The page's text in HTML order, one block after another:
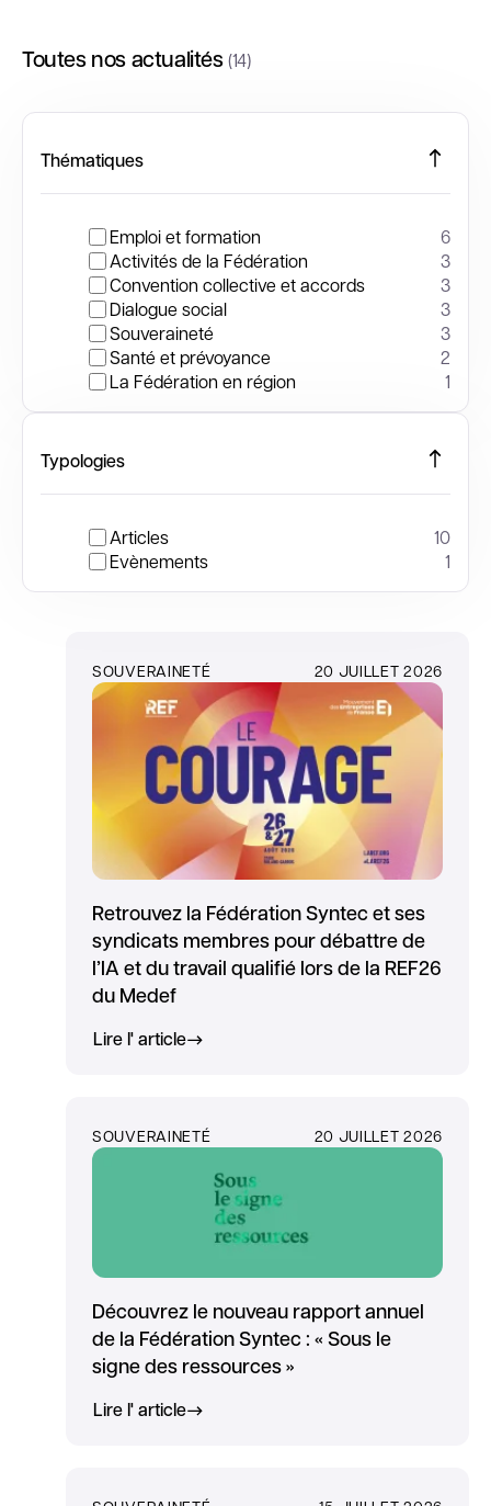
Toutes nos actualités(14)
Thématiques
Emploi et formation
6
Activités de la Fédération
3
Convention collective et accords
3
Dialogue social
3
Souveraineté
3
Santé et prévoyance
2
La Fédération en région
1
Typologies
Articles
10
Evènements
1
SOUVERAINETÉ 20 JUILLET 2026
Retrouvez la Fédération Syntec et ses
syndicats membres pour débattre de
l’IA et du travail qualifié lors de la REF26
du Medef
Lire l' article
SOUVERAINETÉ 20 JUILLET 2026
Découvrez le nouveau rapport annuel
de la Fédération Syntec : « Sous le
signe des ressources »
Lire l' article